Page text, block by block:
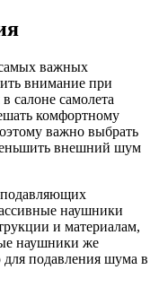
важных
внимание при
салоне самолета
комфортному
важно выбрать
внешний шум
наушники
и материалам,
наушники же
подавления шума в